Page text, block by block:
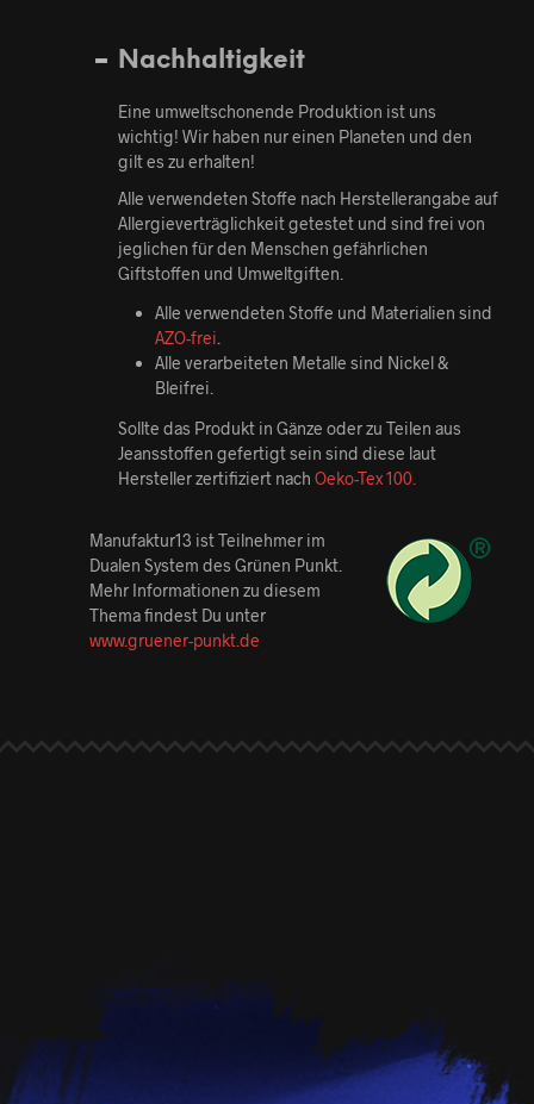
Nachhaltigkeit
Eine umweltschonende Produktion ist uns
wichtig! Wir haben nur einen Planeten und den
gilt es zu erhalten!
Alle verwendeten Stoffe nach Herstellerangabe auf
Allergieverträglichkeit getestet und sind frei von
jeglichen für den Menschen gefährlichen
Giftstoffen und Umweltgiften.
Alle verwendeten Stoffe und Materialien sind
AZO-frei
Alle verarbeiteten Metalle sind Nickel &
Bleifrei.
Sollte das Produkt in Gänze oder zu Teilen aus
Jeansstoffen gefertigt sein sind diese laut
Hersteller zertifiziert nach Oeko-Tex 100.
Manufaktur13 ist Teilnehmer im
Dualen System des Grünen Punkt.
Mehr Informationen zu diesem
Thema findest Du unter
www.gruener-punkt.de